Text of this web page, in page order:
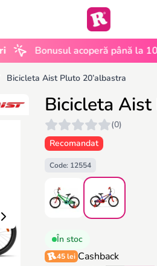
Bonusul acoperă până la 100%
Bicicleta Aist Pluto 20’albastra
Bicicleta Aist
(0)
Recomandat
Code: 12554
În stoc
45 lei Cashback